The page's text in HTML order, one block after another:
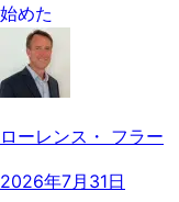
始めた
ローレンス・ フラー
2026年7月31日